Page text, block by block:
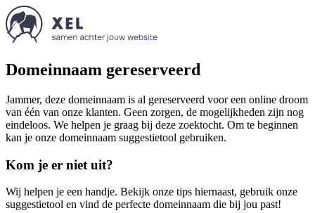
Domeinnaam gereserveerd
Jammer, deze domeinnaam is al gereserveerd voor een online droom
van één van onze klanten. Geen zorgen, de mogelijkheden zijn nog
eindeloos. We helpen je graag bij deze zoektocht. Om te beginnen
kan je onze domeinnaam suggestietool gebruiken.
Kom je er niet uit?
Wij helpen je een handje. Bekijk onze tips hiernaast, gebruik onze
suggestietool en vind de perfecte domeinnaam die bij jou past!